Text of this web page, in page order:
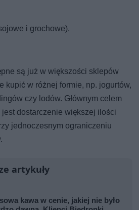
i grochowe),
są już w większości sklepów
kupić w różnej formie, np. jogurtów,
czy lodów. Głównym celem
dostarczenie większej ilości
jednoczesnym ograniczeniu
artykuły
kawa w cenie, jakiej nie było